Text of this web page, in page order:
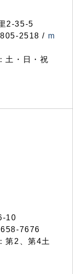
2-35-5
2518 / m
土・日・祝
10
7676
第2、第4土